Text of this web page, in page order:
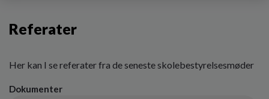
Referater
Her kan I se referater fra de seneste skolebestyrelsesmøder
Dokumenter